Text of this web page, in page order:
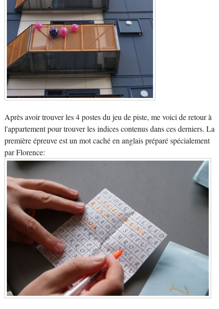
Après avoir trouver les 4 postes du jeu de piste, me voici de retour à
l'appartement pour trouver les indices contenus dans ces derniers. La
première épreuve est un mot caché en anglais préparé spécialement
par Florence: